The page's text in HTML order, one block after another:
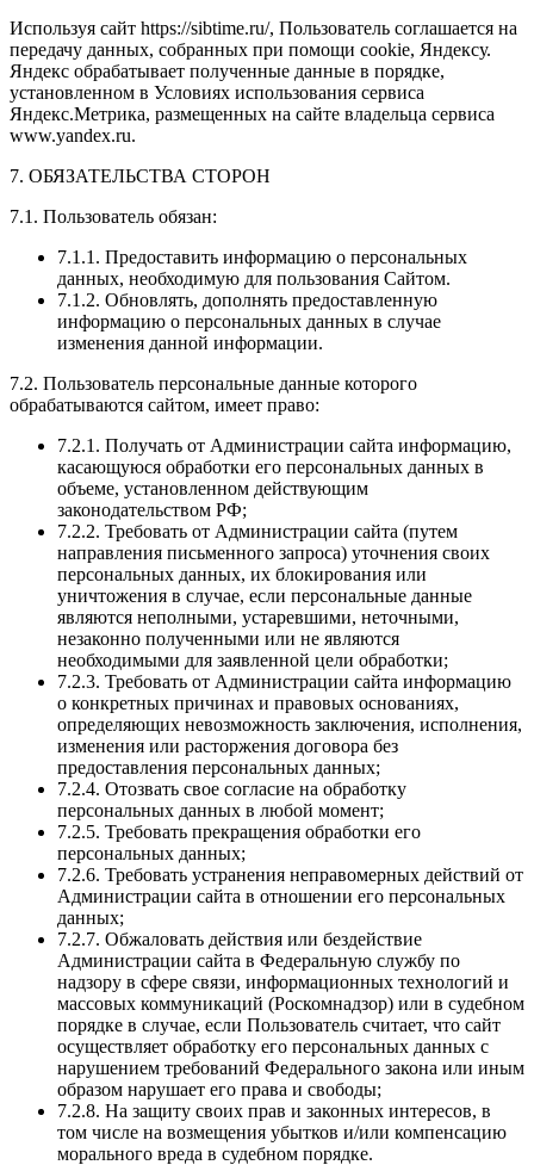
Используя сайт https://sibtime.ru/, Пользователь соглашается на
передачу данных, собранных при помощи cookie, Яндексу.
Яндекс обрабатывает полученные данные в порядке,
установленном в Условиях использования сервиса
Яндекс.Метрика, размещенных на сайте владельца сервиса
www.yandex.ru.
7. ОБЯЗАТЕЛЬСТВА СТОРОН
7.1. Пользователь обязан:
7.1.1. Предоставить информацию о персональных
данных, необходимую для пользования Сайтом.
7.1.2. Обновлять, дополнять предоставленную
информацию о персональных данных в случае
изменения данной информации.
7.2. Пользователь персональные данные которого
обрабатываются сайтом, имеет право:
7.2.1. Получать от Администрации сайта информацию,
касающуюся обработки его персональных данных в
объеме, установленном действующим
законодательством РФ;
7.2.2. Требовать от Администрации сайта (путем
направления письменного запроса) уточнения своих
персональных данных, их блокирования или
уничтожения в случае, если персональные данные
являются неполными, устаревшими, неточными,
незаконно полученными или не являются
необходимыми для заявленной цели обработки;
7.2.3. Требовать от Администрации сайта информацию
о конкретных причинах и правовых основаниях,
определяющих невозможность заключения, исполнения,
изменения или расторжения договора без
предоставления персональных данных;
7.2.4. Отозвать свое согласие на обработку
персональных данных в любой момент;
7.2.5. Требовать прекращения обработки его
персональных данных;
7.2.6. Требовать устранения неправомерных действий от
Администрации сайта в отношении его персональных
данных;
7.2.7. Обжаловать действия или бездействие
Администрации сайта в Федеральную службу по
надзору в сфере связи, информационных технологий и
массовых коммуникаций (Роскомнадзор) или в судебном
порядке в случае, если Пользователь считает, что сайт
осуществляет обработку его персональных данных с
нарушением требований Федерального закона или иным
образом нарушает его права и свободы;
7.2.8. На защиту своих прав и законных интересов, в
том числе на возмещения убытков и/или компенсацию
морального вреда в судебном порядке.